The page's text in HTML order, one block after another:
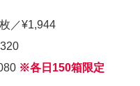
／¥1,944
※各日150箱限定